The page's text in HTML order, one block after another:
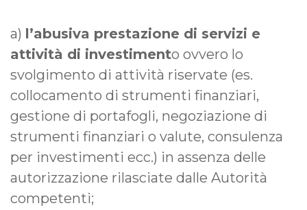
a) l’abusiva prestazione di servizi e
attività di investimento ovvero lo
svolgimento di attività riservate (es.
collocamento di strumenti finanziari,
gestione di portafogli, negoziazione di
strumenti finanziari o valute, consulenza
per investimenti ecc.) in assenza delle
autorizzazione rilasciate dalle Autorità
competenti;